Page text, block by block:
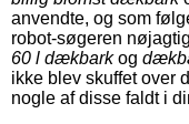
anvendte, og som
robot-søgeren
60 l dækbarkog
ikke blev skuffet over
nogle af disse faldt i